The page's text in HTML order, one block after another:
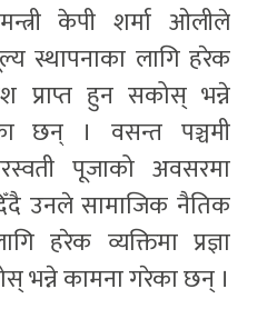
केपी शर्मा ओलीले
स्थापनाका लागि हरेक
प्राप्त हुन सकोस् भन्ने
छन् । वसन्त पञ्चमी
पूजाको अवसरमा
उनले सामाजिक नैतिक
हरेक व्यक्तिमा प्रज्ञा
भन्ने कामना गरेका छन् ।